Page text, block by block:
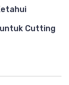
Cutting